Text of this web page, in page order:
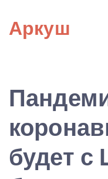
content
Аркуш
будет с